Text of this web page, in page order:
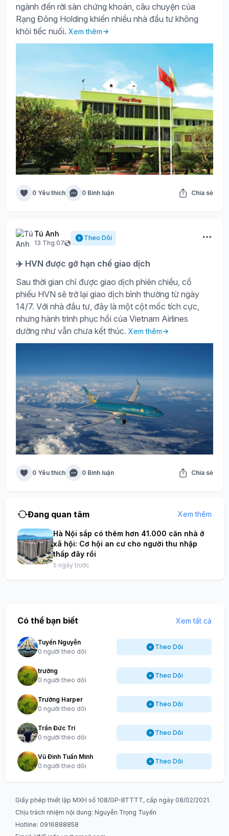
ngành đến rời sàn chứng khoán, câu chuyện của
Rạng Đông Holding khiến nhiều nhà đầu tư không
khỏi tiếc nuối. Xem thêm
0 Yêu thích 0 Bình luận Chia sẻ
Tú Anh
13 Thg 07
Theo Dõi
✈️ HVN được gỡ hạn chế giao dịch
Sau thời gian chỉ được giao dịch phiên chiều, cổ
phiếu HVN sẽ trở lại giao dịch bình thường từ ngày
14/7. Với nhà đầu tư, đây là một cột mốc tích cực,
nhưng hành trình phục hồi của Vietnam Airlines
dường như vẫn chưa kết thúc. Xem thêm
0 Yêu thích 0 Bình luận Chia sẻ
Đang quan tâm Xem thêm
Hà Nội sắp có thêm hơn 41.000 căn nhà ở
xã hội: Cơ hội an cư cho người thu nhập
thấp đây rồi
5 ngày trước
Có thể bạn biết Xem tất cả
Tuyến Nguyễn
0 người theo dõi
Theo Dõi
trường
0 người theo dõi
Theo Dõi
Trường Harper
0 người theo dõi
Theo Dõi
Trần Đức Trí
0 người theo dõi
Theo Dõi
Vũ Đình Tuấn Minh
0 người theo dõi
Theo Dõi
Giấy phép thiết lập MXH số 108/GP-BTTTT, cấp ngày 08/02/2021.
Chịu trách nhiệm nội dung: Nguyễn Trọng Tuyến
Hotline: 0916888858